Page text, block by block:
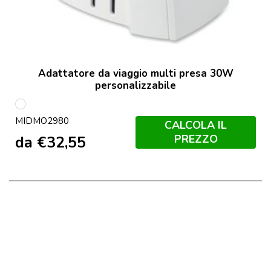
Adattatore da viaggio multi presa 30W
personalizzabile
Bianco
MIDMO2980
da €32,55
CALCOLA IL
PREZZO